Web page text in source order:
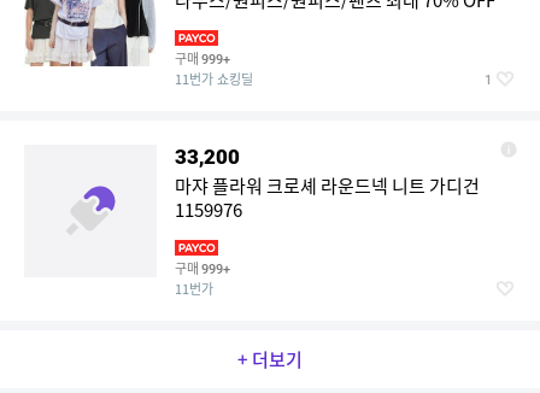
구매 999+
11번가 쇼킹딜 1
33,200
마쟈 플라워 크로셰 라운드넥 니트 가디건
1159976
구매 999+
11번가
+ 더보기